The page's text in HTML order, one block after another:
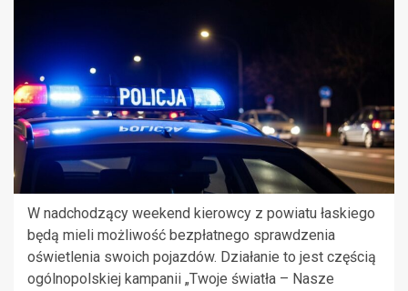
W nadchodzący weekend kierowcy z powiatu łaskiego
będą mieli możliwość bezpłatnego sprawdzenia
oświetlenia swoich pojazdów. Działanie to jest częścią
ogólnopolskiej kampanii „Twoje światła – Nasze